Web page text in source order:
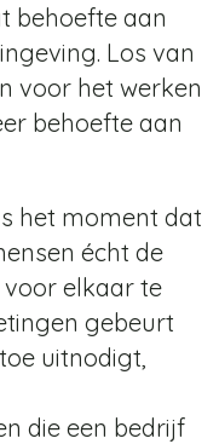
behoefte aan
Los van
voor het werken
behoefte aan
het moment dat
écht de
elkaar te
gebeurt
uitnodigt,
die een bedrijf